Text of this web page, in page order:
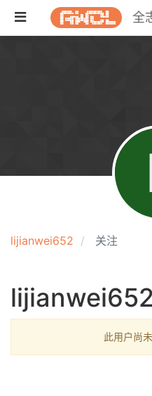
全
lijianwei652 关注
此用户尚